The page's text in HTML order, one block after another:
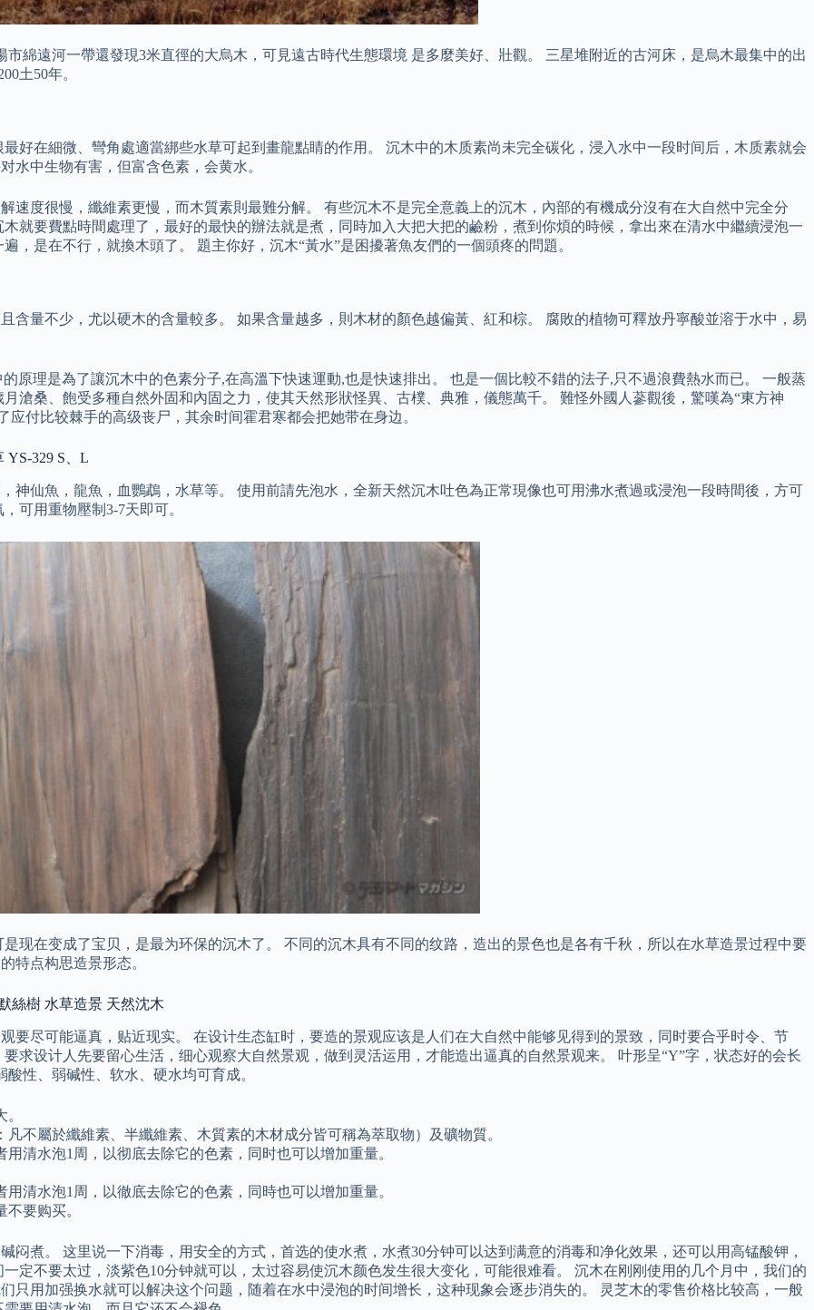
綿遠河一帶還發現3米直徑的大烏木，可見遠古時代生態環境 是多麼美好、壯觀。 三星堆附近的古河床，是烏木最集中的出
土50年。
好在細微、彎角處適當綁些水草可起到畫龍點睛的作用。 沉木中的木质素尚未完全碳化，浸入水中一段时间后，木质素就会
水中生物有害，但富含色素，会黄水。
速度很慢，纖維素更慢，而木質素則最難分解。 有些沉木不是完全意義上的沉木，內部的有機成分沒有在大自然中完全分
就要費點時間處理了，最好的最快的辦法就是煮，同時加入大把大把的鹼粉，煮到你煩的時候，拿出來在清水中繼續浸泡一
，是在不行，就換木頭了。 題主你好，沉木“黃水”是困擾著魚友們的一個頭疼的問題。
含量不少，尤以硬木的含量較多。 如果含量越多，則木材的顏色越偏黃、紅和棕。 腐敗的植物可釋放丹寧酸並溶于水中，易
原理是為了讓沉木中的色素分子,在高溫下快速運動,也是快速排出。 也是一個比較不錯的法子,只不過浪費熱水而已。 一般蒸
滄桑、飽受多種自然外固和內固之力，使其天然形狀怪異、古樸、典雅，儀態萬千。 難怪外國人蔘觀後，驚嘆為“東方神
付比较棘手的高级丧尸，其余时间霍君寒都会把她带在身边。
YS-329 S、L
神仙魚，龍魚，血鸚鵡，水草等。 使用前請先泡水，全新天然沉木吐色為正常現像也可用沸水煮過或浸泡一段時間後，方可
可用重物壓制3-7天即可。
现在变成了宝贝，是最为环保的沉木了。 不同的沉木具有不同的纹路，造出的景色也是各有千秋，所以在水草造景过程中要
特点构思造景形态。
絲樹 水草造景 天然沈木
要尽可能逼真，贴近现实。 在设计生态缸时，要造的景观应该是人们在大自然中能够见得到的景致，同时要合乎时令、节
求设计人先要留心生活，细心观察大自然景观，做到灵活运用，才能造出逼真的自然景观来。 叶形呈“Y”字，状态好的会长
性、弱碱性、软水、硬水均可育成。
不屬於纖維素、半纖維素、木質素的木材成分皆可稱為萃取物）及礦物質。
清水泡1周，以彻底去除它的色素，同时也可以增加重量。
清水泡1周，以徹底去除它的色素，同時也可以增加重量。
要购买。
煮。 这里说一下消毒，用安全的方式，首选的使水煮，水煮30分钟可以达到满意的消毒和净化效果，还可以用高锰酸钾，
定不要太过，淡紫色10分钟就可以，太过容易使沉木颜色发生很大变化，可能很难看。 沉木在刚刚使用的几个月中，我们的
只用加强换水就可以解决这个问题，随着在水中浸泡的时间增长，这种现象会逐步消失的。 灵芝木的零售价格比较高，一般